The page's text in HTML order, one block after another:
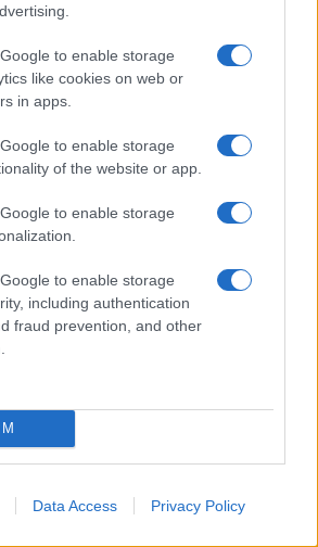
to enable storage
like cookies on web or
in apps.
to enable storage
of the website or app.
to enable storage
to enable storage
including authentication
fraud prevention, and other
Data Access Privacy Policy
ΕΙΔΗΣΕΙΣ
ΚΑΤ ΟΙΚΟΝ
ΑΚΟΜΑ